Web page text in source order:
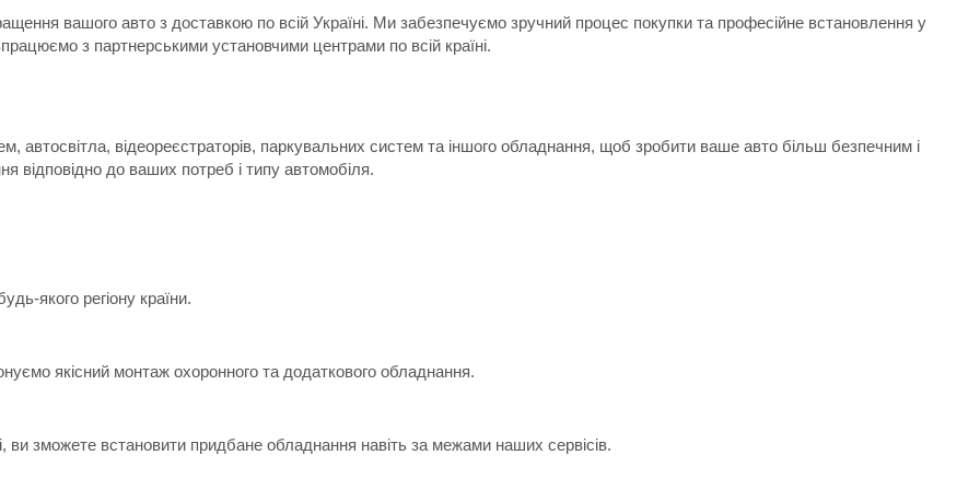
вашого авто з доставкою по всій Україні. Ми забезпечуємо зручний процес покупки та професійне встановлення у
з партнерськими установчими центрами по всій країні.
автосвітла, відеореєстраторів, паркувальних систем та іншого обладнання, щоб зробити ваше авто більш безпечним і
відповідно до ваших потреб і типу автомобіля.
якого регіону країни.
якісний монтаж охоронного та додаткового обладнання.
ви зможете встановити придбане обладнання навіть за межами наших сервісів.